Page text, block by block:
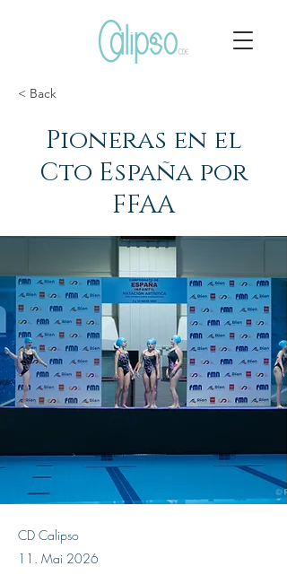
< Back
Pioneras en el
Cto España por
FFAA
CD Calipso
11. Mai 2026